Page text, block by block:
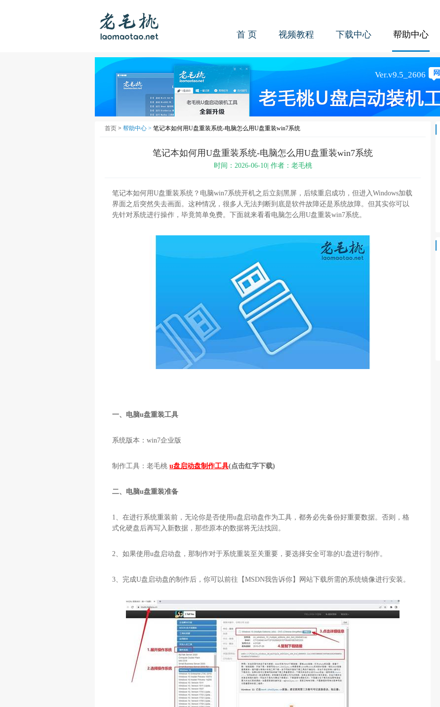
首 页 视频教程 下载中心 帮助中心
首页 > 帮助中心 > 笔记本如何用U盘重装系统-电脑怎么用U盘重装win7系统
笔记本如何用U盘重装系统-电脑怎么用U盘重装win7系统
时间：2026-06-10| 作者：老毛桃
笔记本如何用U盘重装系统？电脑win7系统开机之后立刻黑屏，后续重启成功，但进入Windows加载
界面之后突然失去画面。这种情况，很多人无法判断到底是软件故障还是系统故障。但其实你可以
先针对系统进行操作，毕竟简单免费。下面就来看看电脑怎么用U盘重装win7系统。
一、电脑u盘重装工具
系统版本：win7企业版
制作工具：老毛桃 u盘启动盘制作工具(点击红字下载)
二、电脑u盘重装准备
1、在进行系统重装前，无论你是否使用u盘启动盘作为工具，都务必先备份好重要数据。否则，格
式化硬盘后再写入新数据，那些原本的数据将无法找回。
2、如果使用u盘启动盘，那制作对于系统重装至关重要，要选择安全可靠的U盘进行制作。
3、完成U盘启动盘的制作后，你可以前往【MSDN我告诉你】网站下载所需的系统镜像进行安装。